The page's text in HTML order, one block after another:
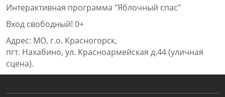
Интерактивная программа "Яблочный спас"
Вход свободный! 0+
Адрес: МО, г.о. Красногорск,
пгт. Нахабино, ул. Красноармейская д.44 (уличная
сцена).